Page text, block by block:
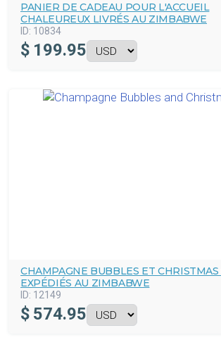
PANIER DE CADEAU POUR L'ACCUEIL
CHALEUREUX LIVRÉS AU ZIMBABWE
ID: 10834
$ 199.95
CHAMPAGNE BUBBLES ET CHRISTMAS
EXPÉDIÉS AU ZIMBABWE
ID: 12149
$ 574.95